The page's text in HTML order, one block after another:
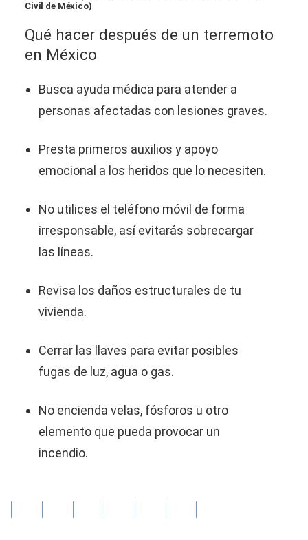
Civil de México)
Qué hacer después de un terremoto
en México
Busca ayuda médica para atender a
personas afectadas con lesiones graves.
Presta primeros auxilios y apoyo
emocional a los heridos que lo necesiten.
No utilices el teléfono móvil de forma
irresponsable, así evitarás sobrecargar
las líneas.
Revisa los daños estructurales de tu
vivienda.
Cerrar las llaves para evitar posibles
fugas de luz, agua o gas.
No encienda velas, fósforos u otro
elemento que pueda provocar un
incendio.